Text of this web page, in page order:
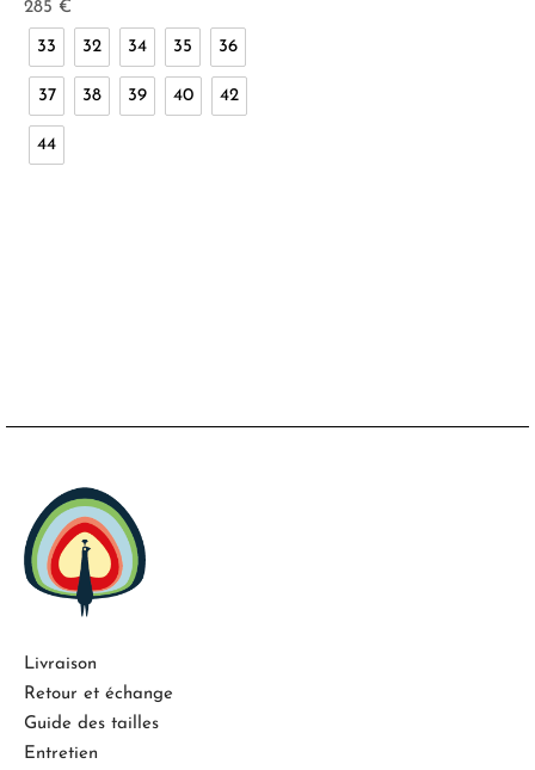
285 €
33 32 34 35 36
37 38 39 40 42
44
Livraison
Retour et échange
Guide des tailles
Entretien